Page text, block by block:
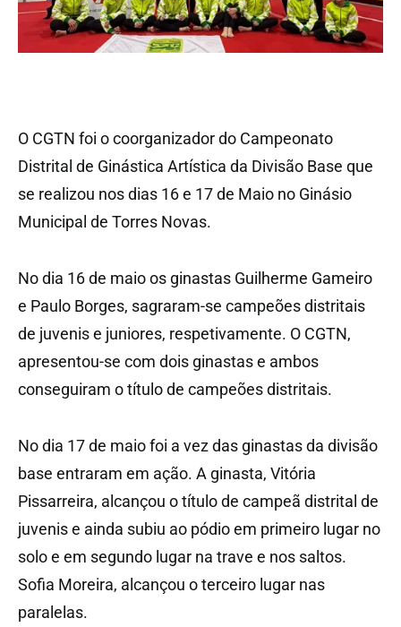
O CGTN foi o coorganizador do Campeonato
Distrital de Ginástica Artística da Divisão Base que
se realizou nos dias 16 e 17 de Maio no Ginásio
Municipal de Torres Novas.
No dia 16 de maio os ginastas Guilherme Gameiro
e Paulo Borges, sagraram-se campeões distritais
de juvenis e juniores, respetivamente. O CGTN,
apresentou-se com dois ginastas e ambos
conseguiram o título de campeões distritais.
No dia 17 de maio foi a vez das ginastas da divisão
base entraram em ação. A ginasta, Vitória
Pissarreira, alcançou o título de campeã distrital de
juvenis e ainda subiu ao pódio em primeiro lugar no
solo e em segundo lugar na trave e nos saltos.
Sofia Moreira, alcançou o terceiro lugar nas
paralelas.